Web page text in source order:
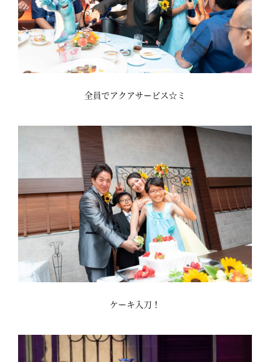
全員でアクアサービス☆ミ
ケーキ入刀！